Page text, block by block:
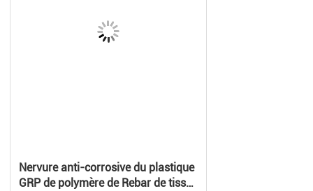
Nervure anti-corrosive du plastique
GRP de polymère de Rebar de tissu-